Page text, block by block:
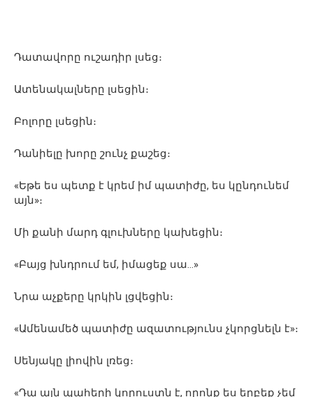
Դատավորը ուշադիր լսեց։
Ատենակալները լսեցին։
Բոլորը լսեցին։
Դանիելը խորը շունչ քաշեց։
«Եթե ես պետք է կրեմ իմ պատիժը, ես կընդունեմ
այն»։
Մի քանի մարդ գլուխները կախեցին։
«Բայց խնդրում եմ, իմացեք սա…»
Նրա աչքերը կրկին լցվեցին։
«Ամենամեծ պատիժը ազատությունս չկորցնելն է»։
Սենյակը լիովին լռեց։
«Դա այն պահերի կորուստն է, որոնք ես երբեք չեմ